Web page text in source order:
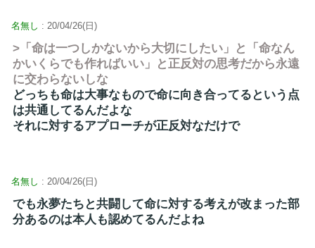
名無し : 20/04/26(日)
>「命は一つしかないから大切にしたい」と「命なん
かいくらでも作ればいい」と正反対の思考だから永遠
に交わらないしな
どっちも命は大事なもので命に向き合ってるという点
は共通してるんだよな
それに対するアプローチが正反対なだけで
名無し : 20/04/26(日)
でも永夢たちと共闘して命に対する考えが改まった部
分あるのは本人も認めてるんだよね